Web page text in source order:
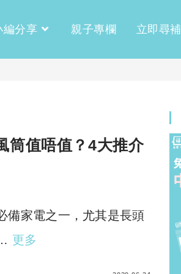
編分享 親子專欄 立即尋補
筒值唔值？4大推介
備家電之一，尤其是長頭
更多